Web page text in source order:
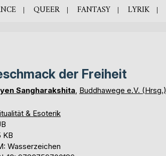
QUEER FANTASY LYRIK
der Freiheit
Sangharakshita Buddhawege e.V. (Hrsg.)
& Esoterik
KB
Wasserzeichen